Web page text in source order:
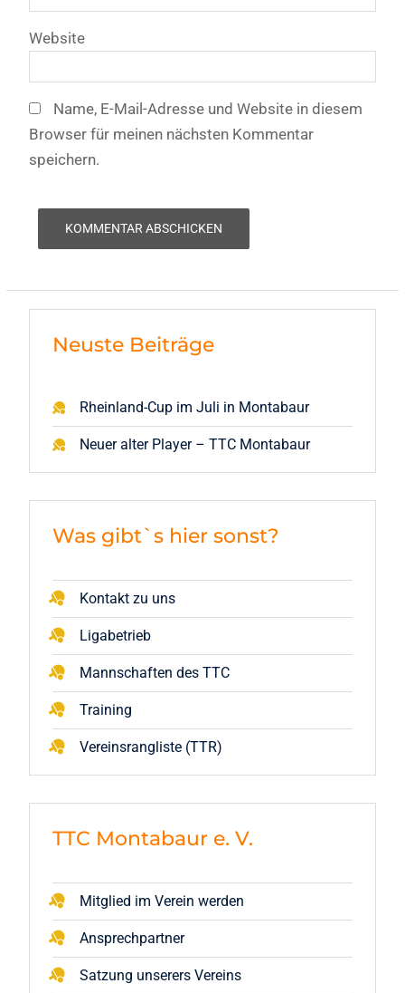
Website
Name, E-Mail-Adresse und Website in diesem
Browser für meinen nächsten Kommentar
speichern.
Neuste Beiträge
Rheinland-Cup im Juli in Montabaur
Neuer alter Player – TTC Montabaur
Was gibt`s hier sonst?
Kontakt zu uns
Ligabetrieb
Mannschaften des TTC
Training
Vereinsrangliste (TTR)
TTC Montabaur e. V.
Mitglied im Verein werden
Ansprechpartner
Satzung unserers Vereins